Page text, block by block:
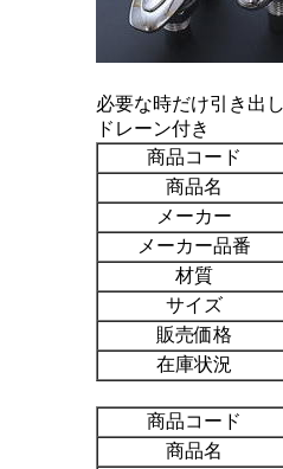
必要な時だけ引き出
ドレーン付き
商品コード
商品名
メーカー
メーカー品番
材質
サイズ
販売価格
在庫状況
商品コード
商品名